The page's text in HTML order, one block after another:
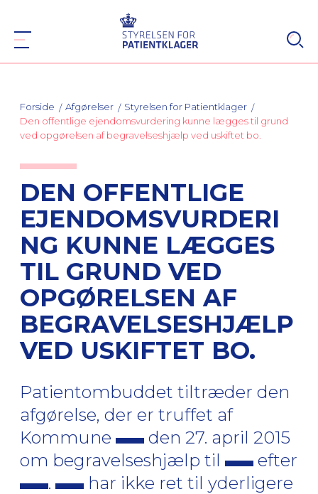
Forside Afgørelser
Styrelsen for Patientklager
Den offentlige ejendomsvurdering kunne lægges til grund
ved opgørelsen af begravelseshjælp ved uskiftet bo.
DEN OFFENTLIGE
EJENDOMSVURDERI
NG KUNNE LÆGGES
TIL GRUND VED
OPGØRELSEN AF
BEGRAVELSESHJÆLP
VED USKIFTET BO.
Patientombuddet tiltræder den
afgørelse, der er truffet af
Kommune
den 27. april 2015
om begravelseshjælp til
efter
.
har ikke ret til yderligere